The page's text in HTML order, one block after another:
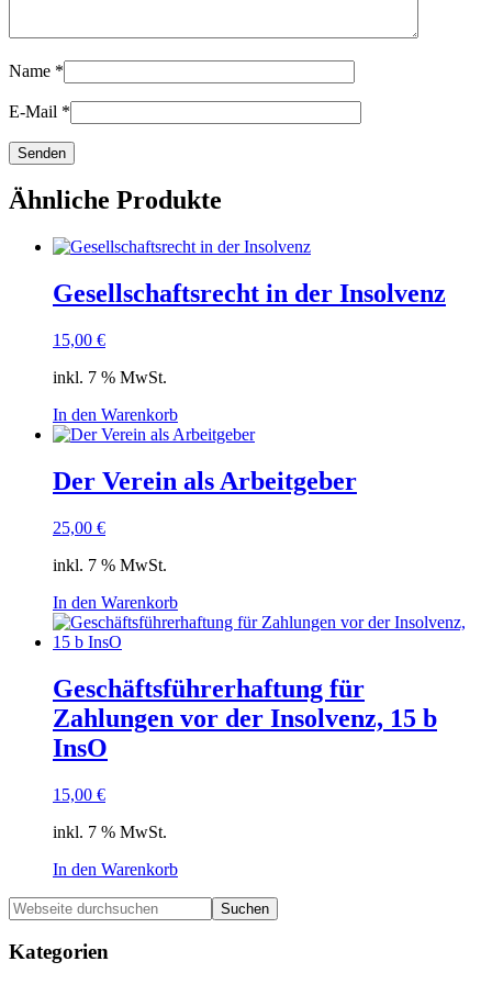
Name *
E-Mail *
Ähnliche Produkte
Gesellschaftsrecht in der Insolvenz
15,00 €
inkl. 7 % MwSt.
In den Warenkorb
Der Verein als Arbeitgeber
25,00 €
inkl. 7 % MwSt.
In den Warenkorb
Geschäftsführerhaftung für
Zahlungen vor der Insolvenz, 15 b
InsO
15,00 €
inkl. 7 % MwSt.
In den Warenkorb
Haupt-
Sidebar
Webseite
durchsuchen
Kategorien